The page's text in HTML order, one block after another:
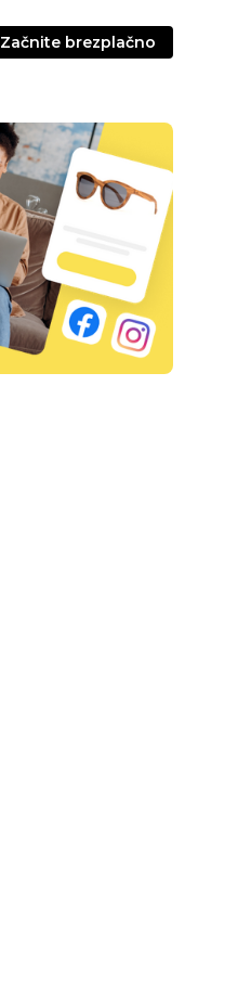
Začnite brezplačno